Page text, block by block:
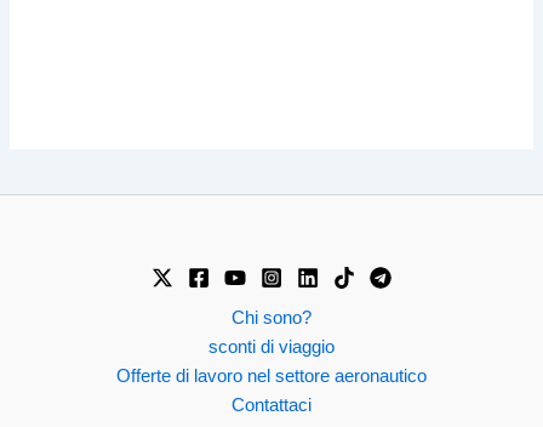
Chi sono?
sconti di viaggio
Offerte di lavoro nel settore aeronautico
Contattaci